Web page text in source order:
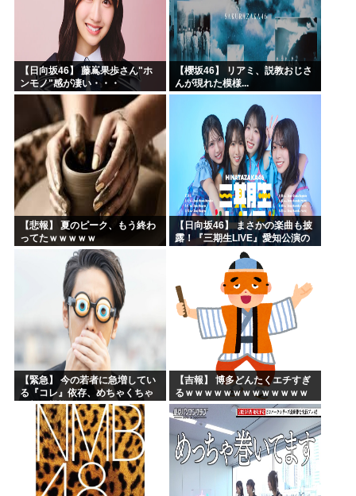
【日向坂46】 藤嶌果歩さん"ホ
ンモノ"感が凄い・・・
【櫻坂46】 リアミ、説教おじさ
んが現れた模様...
【悲報】 夏のピーク、もう終わ
ってたｗｗｗｗｗ
【日向坂46】 まさかの楽曲も披
露！『三期生LIVE』愛知公演の
【緊急】 今の若者に急増してい
る『コレ』依存、めちゃくちゃ
深刻な模様w w w w w w w w w w
【吉報】 博多どんたくエチすぎ
るｗｗｗｗｗｗｗｗｗｗｗｗｗ
ｗｗ